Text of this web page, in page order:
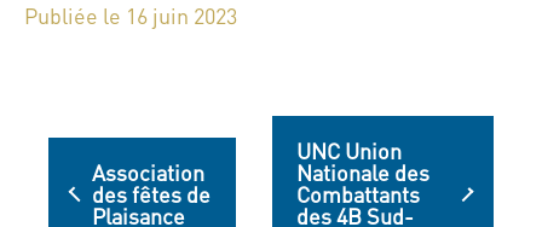
Publiée le 16 juin 2023
Association
des fêtes de
Plaisance
UNC Union
Nationale des
Combattants
des 4B Sud-